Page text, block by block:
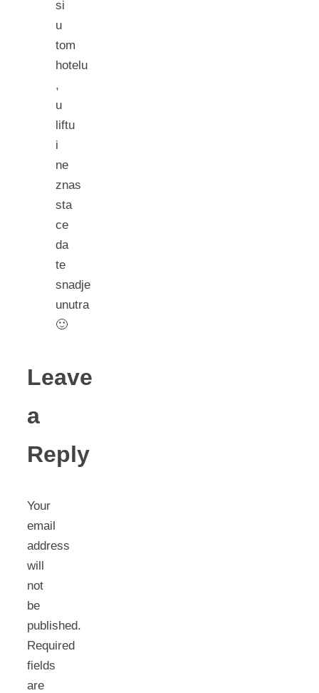
si
u
tom
hotelu
,
u
liftu
i
ne
znas
sta
ce
da
te
snadje
unutra
🙂
Leave
a
Reply
Your
email
address
will
not
be
published.
Required
fields
are